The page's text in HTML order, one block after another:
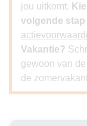
jou uitkomt.
volgende
Vakantie?
gewoon van de
de